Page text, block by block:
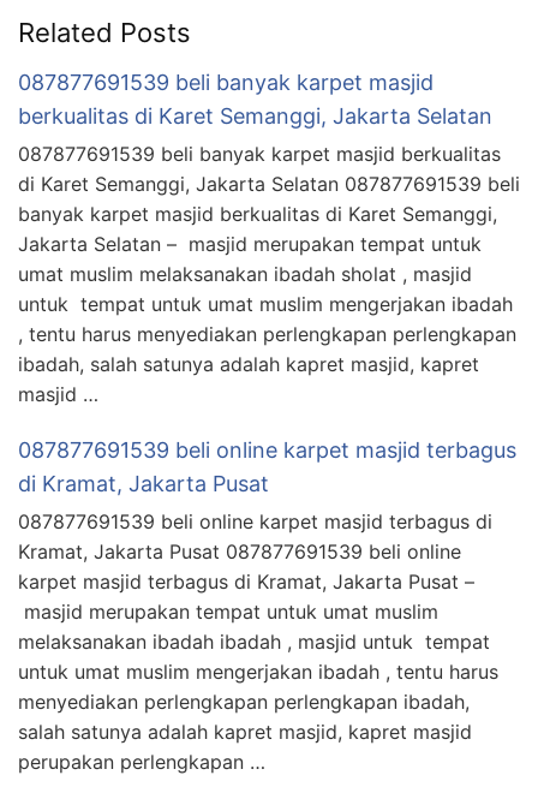
Related Posts
087877691539 beli banyak karpet masjid
berkualitas di Karet Semanggi, Jakarta Selatan
087877691539 beli banyak karpet masjid berkualitas
di Karet Semanggi, Jakarta Selatan 087877691539 beli
banyak karpet masjid berkualitas di Karet Semanggi,
Jakarta Selatan – masjid merupakan tempat untuk
umat muslim melaksanakan ibadah sholat , masjid
untuk tempat untuk umat muslim mengerjakan ibadah
, tentu harus menyediakan perlengkapan perlengkapan
ibadah, salah satunya adalah kapret masjid, kapret
masjid …
087877691539 beli online karpet masjid terbagus
di Kramat, Jakarta Pusat
087877691539 beli online karpet masjid terbagus di
Kramat, Jakarta Pusat 087877691539 beli online
karpet masjid terbagus di Kramat, Jakarta Pusat –
masjid merupakan tempat untuk umat muslim
melaksanakan ibadah ibadah , masjid untuk tempat
untuk umat muslim mengerjakan ibadah , tentu harus
menyediakan perlengkapan perlengkapan ibadah,
salah satunya adalah kapret masjid, kapret masjid
perupakan perlengkapan …